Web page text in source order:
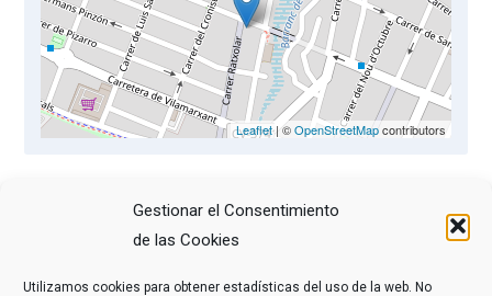
Gestionar el Consentimiento
de las Cookies
Utilizamos cookies para obtener estadísticas del uso de la web. No
Leaflet| ©OpenStreetMapcontributors
Xerrada y debat. S’oferirà informació detallada sobre
les condicionns i procediments per a l’aplicació de la
Llei d’Eutanasia i es promourà un debat.